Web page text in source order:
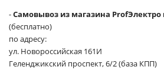
-Самовывоз из магазина
(бесплатно)
по адресу:
ул. Новороссийская 161И
Геленджикский проспект, 6/2 (база КПП)